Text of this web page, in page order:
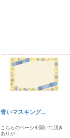
青いマスキング...
こちらのページを開いて頂き
ありが...